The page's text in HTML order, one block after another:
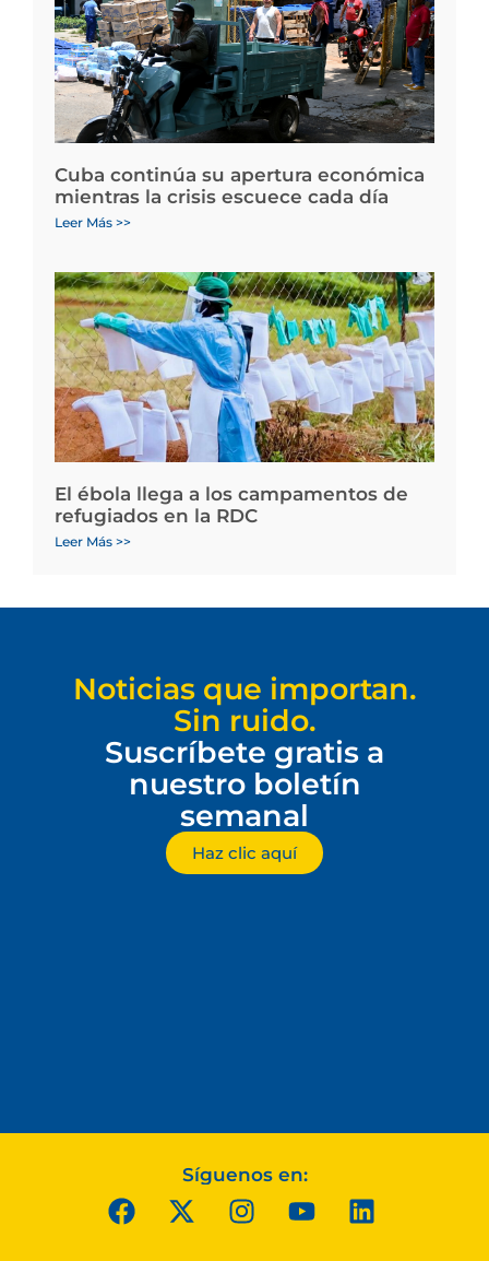
Cuba continúa su apertura económica
mientras la crisis escuece cada día
Leer Más >>
El ébola llega a los campamentos de
refugiados en la RDC
Leer Más >>
Noticias que importan.
Sin ruido.
Suscríbete gratis a
nuestro boletín
semanal
Haz clic aquí
Síguenos en: